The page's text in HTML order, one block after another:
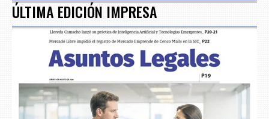
ÚLTIMA EDICIÓN IMPRESA